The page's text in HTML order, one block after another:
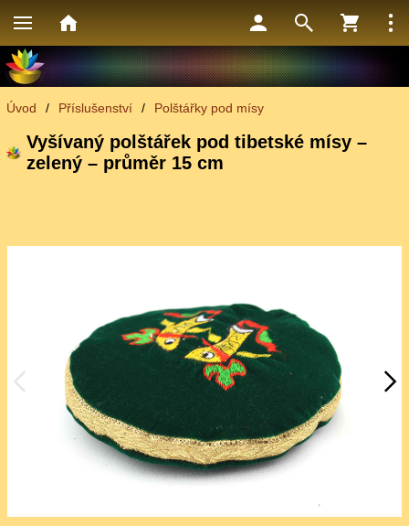
Úvod / Příslušenství / Polštářky pod mísy
Vyšívaný polštářek pod tibetské mísy –
zelený – průměr 15 cm